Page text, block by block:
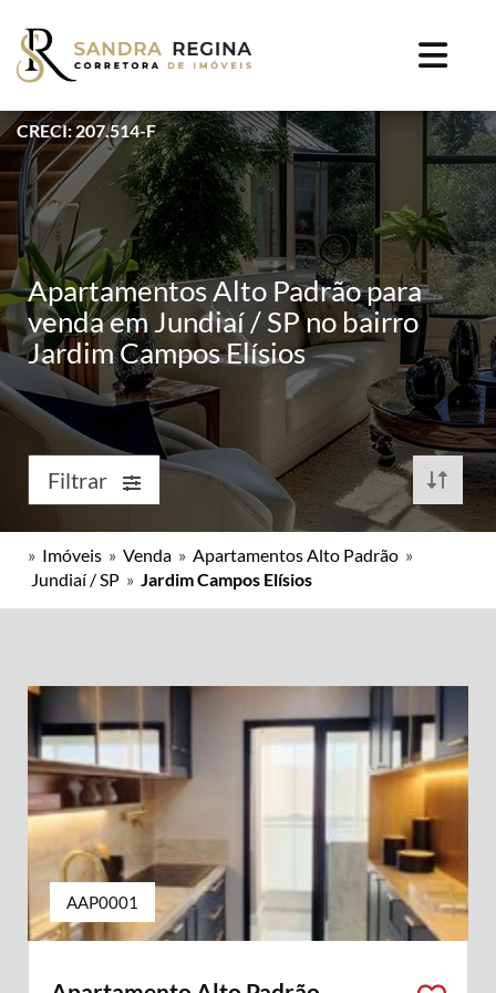
CRECI: 207.514-F
Apartamentos Alto Padrão para
venda em Jundiaí / SP no bairro
Jardim Campos Elísios
Filtrar
» Imóveis » Venda » Apartamentos Alto Padrão »
Jundiaí / SP » Jardim Campos Elísios
AAP0001